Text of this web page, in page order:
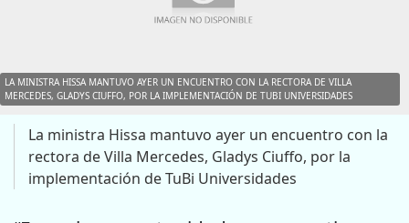
LA MINISTRA HISSA MANTUVO AYER UN ENCUENTRO CON LA RECTORA DE VILLA
MERCEDES, GLADYS CIUFFO, POR LA IMPLEMENTACIÓN DE TUBI UNIVERSIDADES
La ministra Hissa mantuvo ayer un encuentro con la
rectora de Villa Mercedes, Gladys Ciuffo, por la
implementación de TuBi Universidades